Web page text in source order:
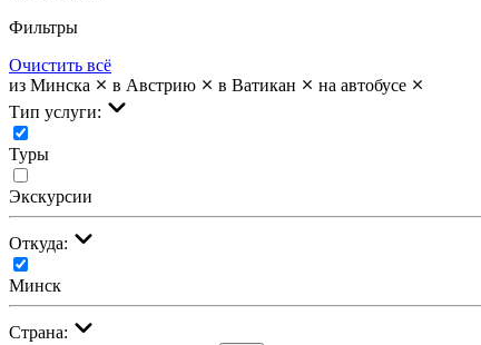
Фильтры
Очистить всё
из Минска
в Австрию в Ватикан
на автобусе
Тип услуги:
Туры
Экскурсии
Откуда:
Минск
Страна: